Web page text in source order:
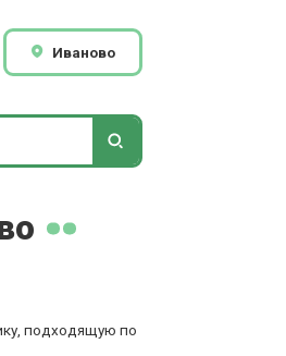
Иваново
подходящую по